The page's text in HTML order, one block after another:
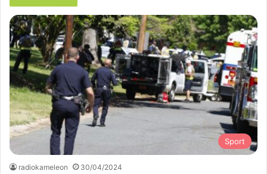
Sport
radiokameleon 30/04/2024